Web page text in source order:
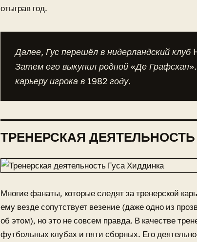
отыграв год.
Далее, Гус перешёл в нидерландский клуб
Затем его выкупил родной «Де
карьеру игрока в 1982 году.
ТРЕНЕРСКАЯ ДЕЯТЕЛЬНОСТЬ
Многие фанаты, которые следят за тренерской
ему везде сопутствует везение (даже одно из
об этом), но это не совсем правда. В качестве
футбольных клубах и пяти сборных. Его